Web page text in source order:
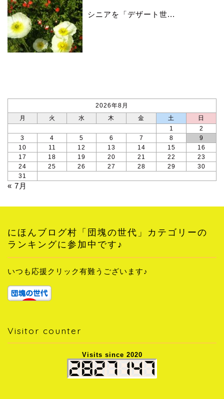
シニアを「デザート世...
2026年8月
月
火 水 木 金 土
日
1
2
3
4 5 6 7 8
9
10
11 12 13 14 15
16
17
18 19 20 21 22
23
24
25 26 27 28 29
30
31
« 7月
にほんブログ村「団塊の世代」カテゴリーの
ランキングに参加中です♪
いつも応援クリック有難うございます♪
Visitor counter
Visits since 2020